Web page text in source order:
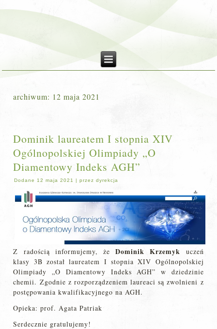
archiwum: 12 maja 2021
Dominik laureatem I stopnia XIV
Ogólnopolskiej Olimpiady „O
Diamentowy Indeks AGH”
Dodane 12 maja 2021 |przez dyrekcja
Z radością informujemy, że Dominik Krzemyk uczeń
klasy 3B został laureatem I stopnia XIV Ogólnopolskiej
Olimpiady „O Diamentowy Indeks AGH” w dziedzinie
chemii. Zgodnie z rozporządzeniem laureaci są zwolnieni z
postępowania kwalifikacyjnego na AGH.
Opieka: prof. Agata Patriak
Serdecznie gratulujemy!